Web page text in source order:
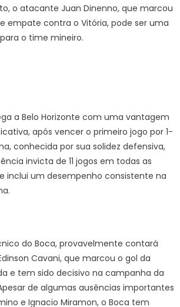
o atacante Juan Dinenno, que marcou
empate contra o Vitória, pode ser uma
o time mineiro.
a Belo Horizonte com uma vantagem
após vencer o primeiro jogo por 1-
conhecida por sua solidez defensiva,
invicta de 11 jogos em todas as
inclui um desempenho consistente na
do Boca, provavelmente contará
Cavani, que marcou o gol da
e tem sido decisivo na campanha da
de algumas ausências importantes
e Ignacio Miramon, o Boca tem